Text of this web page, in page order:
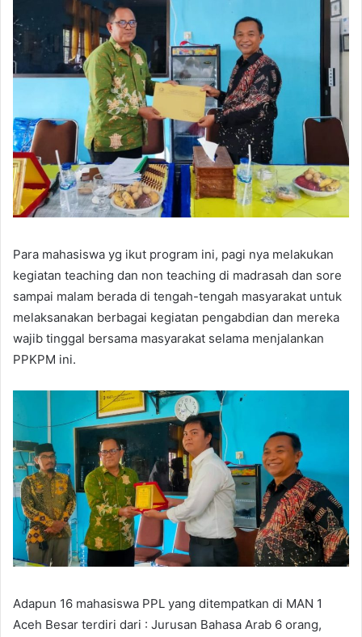
Para mahasiswa yg ikut program ini, pagi nya melakukan
kegiatan teaching dan non teaching di madrasah dan sore
sampai malam berada di tengah-tengah masyarakat untuk
melaksanakan berbagai kegiatan pengabdian dan mereka
wajib tinggal bersama masyarakat selama menjalankan
PPKPM ini.
Adapun 16 mahasiswa PPL yang ditempatkan di MAN 1
Aceh Besar terdiri dari : Jurusan Bahasa Arab 6 orang,